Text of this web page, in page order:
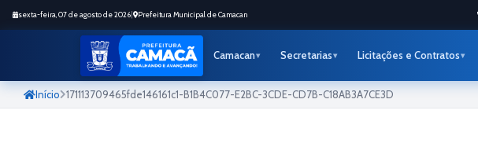
sexta-feira, 07 de agosto de 2026 Prefeitura Municipal de Camacan
Camacan Secretarias Licitações e Contratos
Início 171113709465fde146161c1-B1B4C077-E2BC-3CDE-CD7B-C18AB3A7CE3D